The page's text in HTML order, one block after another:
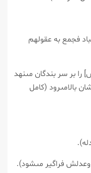
فجمع به عقولهم
را بر سر بندگان مى‏نهد
بالامى‏رود (كامل
وعدلش فراگير مى‏شود).